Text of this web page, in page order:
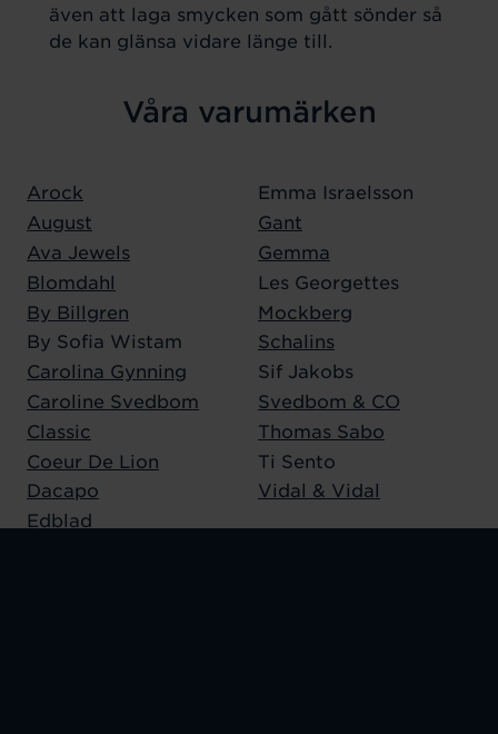
även att laga smycken som gått sönder så
de kan glänsa vidare länge till.
Våra varumärken
Arock
August
Ava Jewels
Blomdahl
By Billgren
By Sofia Wistam
Carolina Gynning
Caroline Svedbom
Classic
Coeur De Lion
Dacapo
Edblad
Emma Israelsson
Gant
Gemma
Les Georgettes
Mockberg
Schalins
Sif Jakobs
Svedbom & CO
Thomas Sabo
Ti Sento
Vidal & Vidal